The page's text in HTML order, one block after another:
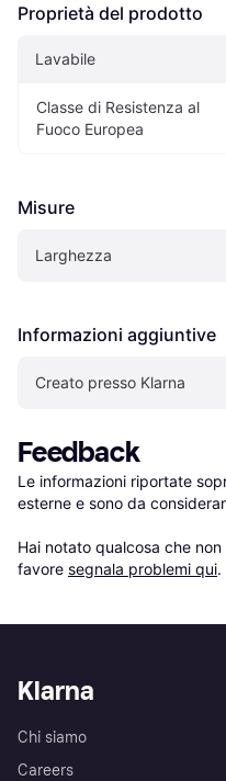
Proprietà del prodotto
Lavabile
Classe di Resistenza al
Fuoco Europea
Misure
Larghezza
Informazioni aggiuntive
Creato presso Klarna
Feedback
Le informazioni riportate
esterne e sono da
Hai notato qualcosa che
favore segnala problemi qui.
Klarna
Chi siamo
Careers